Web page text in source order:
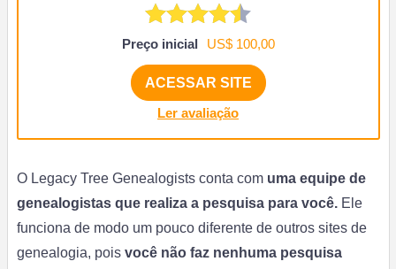
Preço inicial US$ 100,00
ACESSAR SITE
Ler avaliação
O Legacy Tree Genealogists conta com uma equipe de
genealogistas que realiza a pesquisa para você.Ele
funciona de modo um pouco diferente de outros sites de
genealogia, pois você não faz nenhuma pesquisa